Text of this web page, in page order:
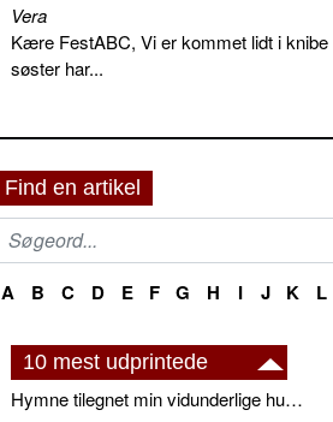
Vera
Kære FestABC, Vi er kommet lidt i
søster har...
Find en artikel
A B C D E F G H I J K L
10 mest udprintede
Hymne tilegnet min vidunderlige husbond